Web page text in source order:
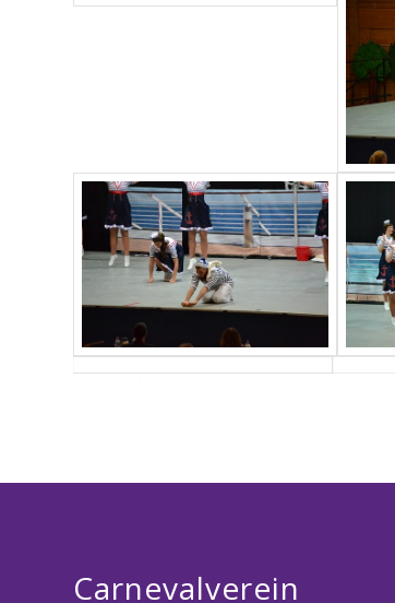
Carnevalverein